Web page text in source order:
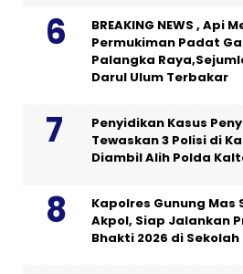
BREAKING NEWS , Api
Permukiman Padat
Palangka
Darul Ulum Terbakar
Penyidikan Kasus
Tewaskan 3 Polisi di
Diambil Alih Polda
Kapolres Gunung Mas
Akpol, Siap Jalankan
Bhakti 2026 di